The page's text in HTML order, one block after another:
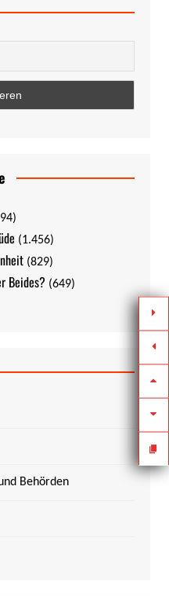
(1.456)
(829)
Beides? (649)
Behörden